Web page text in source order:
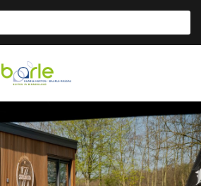
Visit
Baarle